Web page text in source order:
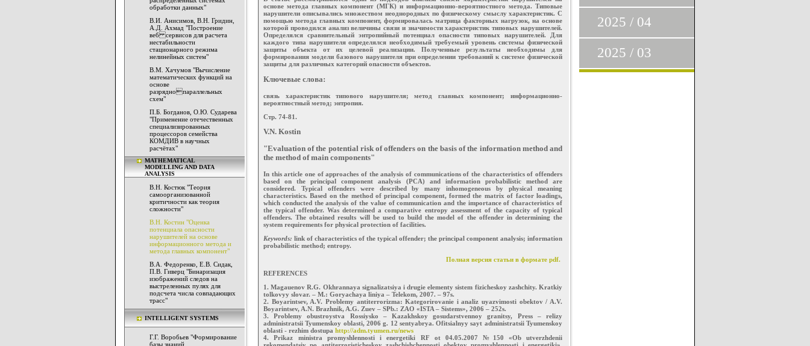
обработки данных"
В.И. Анисимов, В.Н. Гридин,
А.Д. Ахмад "Построение
веб сервисов для расчета
нестабильности
стационарного режима
нелинейных систем"
В.М. Хачумов "Вычисление
математических функций на
основе
разряднопараллельных
схем"
П.Б. Богданов, О.Ю. Сударева
"Применение отечественных
специализированных
процессоров семейства
КОМДИВ в научных
расчётах"
MATHEMATICAL
MODELLING AND DATA
ANALYSIS
В.Н. Костюк "Теория
самоорганизованной
критичности как теория
сложности"
В.Н. Костин "Оценка
потенциала опасности
нарушителей на основе
информационного метода и
метода главных компонент"
В.А. Федоренко, Е.В. Сидак,
П.В. Гиверц "Бинаризация
изображений следов на
выстреленных пулях для
подсчета числа совпадающих
трасс"
INTELLIGENT SYSTEMS
Г.Г. Воробьев "Формирование
базы знаний
основе метода главных компонент (МГК) и информационно-вероятностного метода. Типовые
нарушители описывались множеством неоднородных по физическому смыслу характеристик. С
помощью метода главных компонент, формировалась матрица факторных нагрузок, на основе
которой проводился анализ величины связи и значимости характеристик типовых нарушителей.
Определялся сравнительный энтропийный потенциал опасности типовых нарушителей. Для
каждого типа нарушителя определялся необходимый требуемый уровень системы физической
защиты объекта от их целевой реализации. Полученные результаты необходимы для
формирования модели базового нарушителя при определении требований к системе физической
защиты для различных категорий опасности объектов.
Ключевые слова:
связь характеристик типового нарушителя; метод главных компонент; информационно-
вероятностный метод; энтропия.
Стр. 74-81.
V.N. Kostin
"Evaluation of the potential risk of offenders on the basis of the information method and
the method of main components"
In this article one of approaches of the analysis of communications of the characteristics of offenders
based on the principal component analysis (PCA) and information probabilistic method are
considered. Typical offenders were described by many inhomogeneous by physical meaning
characteristics. Based on the method of principal component, formed the matrix of factor loadings,
which conducted the analysis of the value of communication and the importance of characteristics of
the typical offender. Was determined a comparative entropy assessment of the capacity of typical
offenders. The obtained results will be used to build the model of the offender in determining the
system requirements for physical protection of facilities.
Keywords: link of characteristics of the typical offender; the principal component analysis; information
probabilistic method; entropy.
Полная версия статьи в формате pdf.
REFERENCES
1. Magauenov R.G. Okhrannaya signalizatsiya i drugie elementy sistem fizicheskoy zashchity. Kratkiy
tolkovyy slovar. – M.: Goryachaya liniya – Telekom, 2007. – 97s.
2. Boyarintsev, A.V. Problemy antiterrorizma: Kategorirovanie i analiz uyazvimosti obektov / A.V.
Boyarintsev, A.N. Brazhnik, A.G. Zuev – SPb.: ZAO «ISTA – Sistems», 2006 – 252s.
3. Problemy obustroystva Rossiysko – Kazakhskoy gosudarstvennoy granitsy, Press – relizy
administratsii Tyumenskoy oblasti, 2006 g. 12 sentyabrya. Ofitsialnyy sayt administratsii Tyumenskoy
oblasti - rezhim dostupa http://adm.tyumen.ru/news
4. Prikaz ministra promyshlennosti i energetiki RF ot 04.05.2007 №150 «Ob utverzhdenii
2025 / 04
2025 / 03